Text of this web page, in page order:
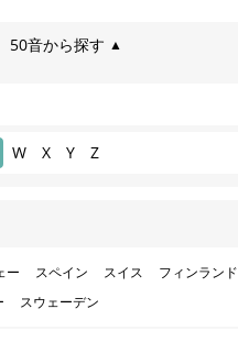
50音から探す ▲
W X Y Z
ー スペイン スイス
フィンランド
スウェーデン